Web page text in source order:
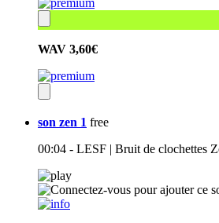
WAV 3,60€
son zen 1 free
00:04 - LESF | Bruit de clochettes